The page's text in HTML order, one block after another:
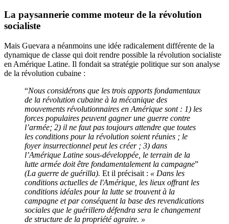
La paysannerie comme moteur de la révolution
socialiste
Mais Guevara a néanmoins une idée radicalement différente de la
dynamique de classe qui doit rendre possible la révolution socialiste
en Amérique Latine. Il fondait sa stratégie politique sur son analyse
de la révolution cubaine :
“Nous considérons que les trois apports fondamentaux
de la révolution cubaine à la mécanique des
mouvements révolutionnaires en Amérique sont : 1) les
forces populaires peuvent gagner une guerre contre
l’armée; 2) il ne faut pas toujours attendre que toutes
les conditions pour la révolution soient réunies ; le
foyer insurrectionnel peut les créer ; 3) dans
l’Amérique Latine sous-développée, le terrain de la
lutte armée doit être fondamentalement la campagne”
(La guerre de guérilla). Et il précisait : « Dans les
conditions actuelles de l'Amérique, les lieux offrant les
conditions idéales pour la lutte se trouvent à la
campagne et par conséquent la base des revendications
sociales que le guérillero défendra sera le changement
de structure de la propriété agraire. »